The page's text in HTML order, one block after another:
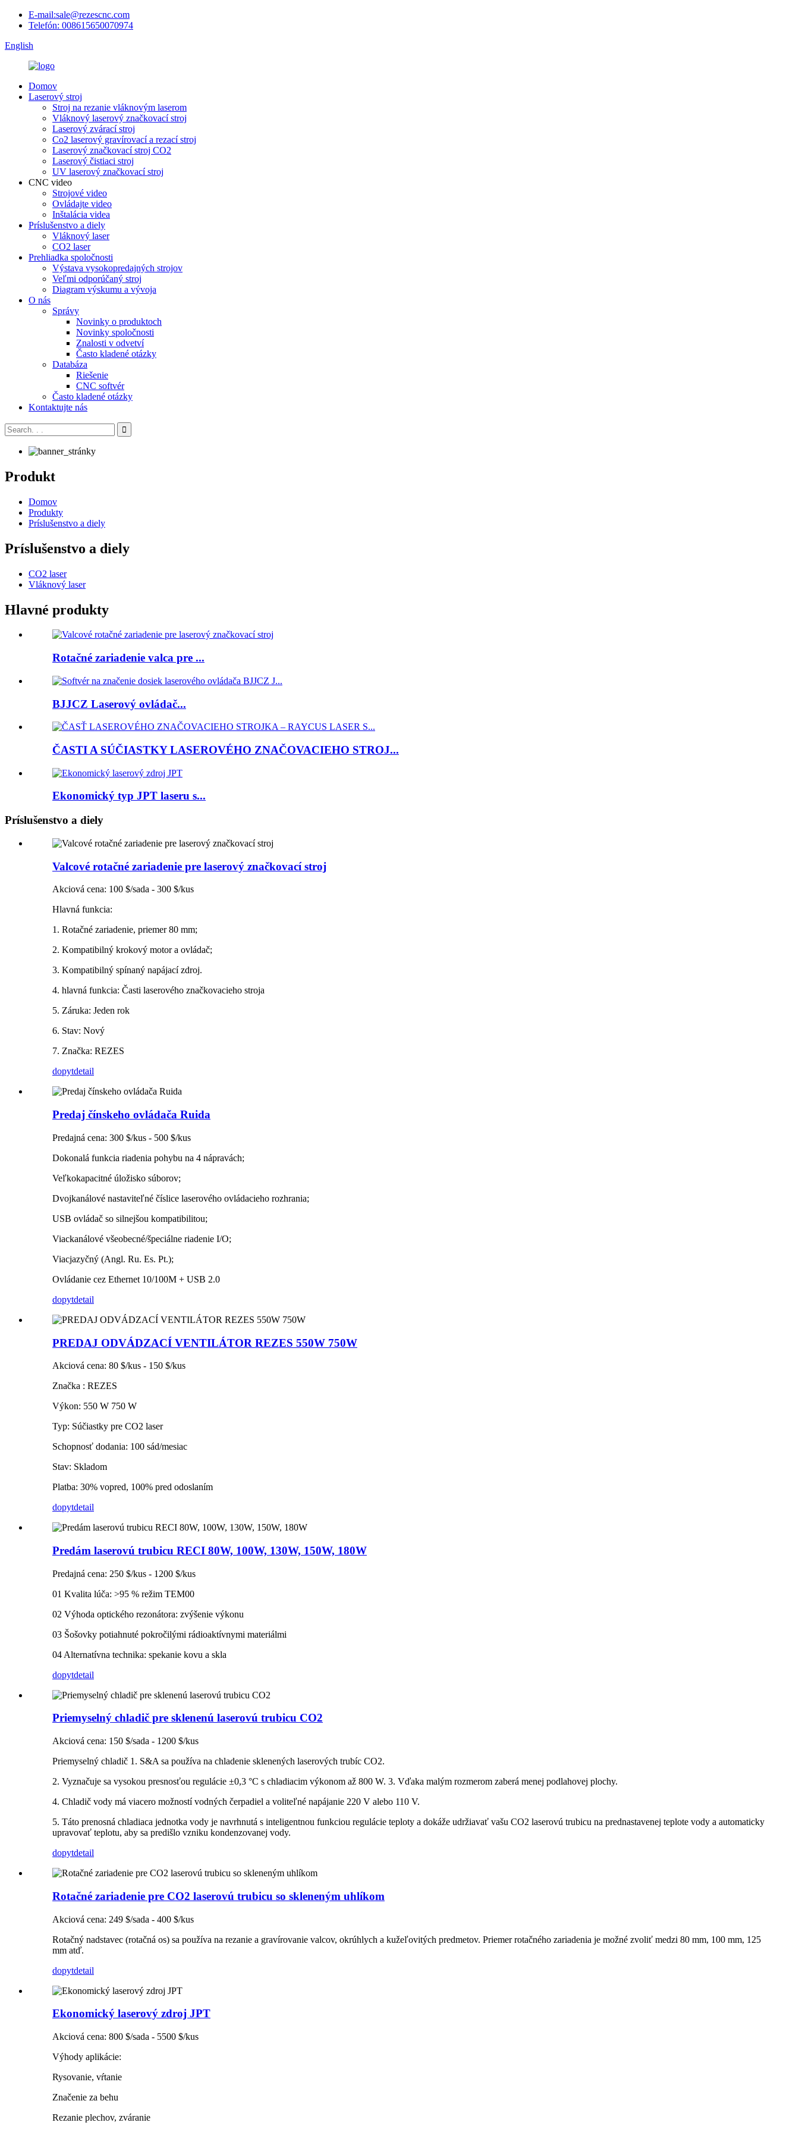
E-mail:sale@rezescnc.com
Telefón: 008615650070974
English
Domov
Laserový stroj
Stroj na rezanie vláknovým laserom
Vláknový laserový značkovací stroj
Laserový zvárací stroj
Co2 laserový gravírovací a rezací stroj
Laserový značkovací stroj CO2
Laserový čistiaci stroj
UV laserový značkovací stroj
CNC video
Strojové video
Ovládajte video
Inštalácia videa
Príslušenstvo a diely
Vláknový laser
CO2 laser
Prehliadka spoločnosti
Výstava vysokopredajných strojov
Veľmi odporúčaný stroj
Diagram výskumu a vývoja
O nás
Správy
Novinky o produktoch
Novinky spoločnosti
Znalosti v odvetví
Často kladené otázky
Databáza
Riešenie
CNC softvér
Často kladené otázky
Kontaktujte nás
Produkt
Domov
Produkty
Príslušenstvo a diely
Príslušenstvo a diely
CO2 laser
Vláknový laser
Hlavné produkty
Rotačné zariadenie valca pre ...
BJJCZ Laserový ovládač...
ČASTI A SÚČIASTKY LASEROVÉHO ZNAČOVACIEHO STROJ...
Ekonomický typ JPT laseru s...
Príslušenstvo a diely
Valcové rotačné zariadenie pre laserový značkovací stroj
Akciová cena: 100 $/sada - 300 $/kus
Hlavná funkcia:
1. Rotačné zariadenie, priemer 80 mm;
2. Kompatibilný krokový motor a ovládač;
3. Kompatibilný spínaný napájací zdroj.
4. hlavná funkcia: Časti laserového značkovacieho stroja
5. Záruka: Jeden rok
6. Stav: Nový
7. Značka: REZES
dopytdetail
Predaj čínskeho ovládača Ruida
Predajná cena: 300 $/kus - 500 $/kus
Dokonalá funkcia riadenia pohybu na 4 nápravách;
Veľkokapacitné úložisko súborov;
Dvojkanálové nastaviteľné číslice laserového ovládacieho rozhrania;
USB ovládač so silnejšou kompatibilitou;
Viackanálové všeobecné/špeciálne riadenie I/O;
Viacjazyčný (Angl. Ru. Es. Pt.);
Ovládanie cez Ethernet 10/100M + USB 2.0
dopytdetail
PREDAJ ODVÁDZACÍ VENTILÁTOR REZES 550W 750W
Akciová cena: 80 $/kus - 150 $/kus
Značka : REZES
Výkon: 550 W 750 W
Typ: Súčiastky pre CO2 laser
Schopnosť dodania: 100 sád/mesiac
Stav: Skladom
Platba: 30% vopred, 100% pred odoslaním
dopytdetail
Predám laserovú trubicu RECI 80W, 100W, 130W, 150W, 180W
Predajná cena: 250 $/kus - 1200 $/kus
01 Kvalita lúča: >95 % režim TEM00
02 Výhoda optického rezonátora: zvýšenie výkonu
03 Šošovky potiahnuté pokročilými rádioaktívnymi materiálmi
04 Alternatívna technika: spekanie kovu a skla
dopytdetail
Priemyselný chladič pre sklenenú laserovú trubicu CO2
Akciová cena: 150 $/sada - 1200 $/kus
Priemyselný chladič 1. S&A sa používa na chladenie sklenených laserových trubíc CO2.
2. Vyznačuje sa vysokou presnosťou regulácie ±0,3 °C s chladiacim výkonom až 800 W. 3. Vďaka malým rozmerom zaberá menej podlahovej plochy.
4. Chladič vody má viacero možností vodných čerpadiel a voliteľné napájanie 220 V alebo 110 V.
5. Táto prenosná chladiaca jednotka vody je navrhnutá s inteligentnou funkciou regulácie teploty a dokáže udržiavať vašu CO2 laserovú trubicu na prednastavenej teplote vody a automaticky
upravovať teplotu, aby sa predišlo vzniku kondenzovanej vody.
dopytdetail
Rotačné zariadenie pre CO2 laserovú trubicu so skleneným uhlíkom
Akciová cena: 249 $/sada - 400 $/kus
Rotačný nadstavec (rotačná os) sa používa na rezanie a gravírovanie valcov, okrúhlych a kužeľovitých predmetov. Priemer rotačného zariadenia je možné zvoliť medzi 80 mm, 100 mm, 125
mm atď.
dopytdetail
Ekonomický laserový zdroj JPT
Akciová cena: 800 $/sada - 5500 $/kus
Výhody aplikácie:
Rysovanie, vŕtanie
Značenie za behu
Rezanie plechov, zváranie